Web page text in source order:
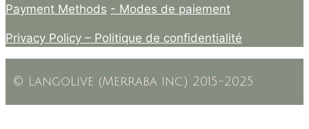
Payment Methods - Modes de paiement
Privacy Policy – Politique de confidentialité
© LangoLive (Merraba Inc.) 2015-2025